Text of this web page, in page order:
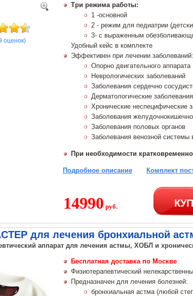
оценок)
Три режима работы:
1 -основной
2 - режим для педиатрии
3- с выраженным
Удобный кейс в комплекте
Эффективен при лечении заболеваний:
Опорно двигательного аппарата
Неврологических заболеваний
Заболевания сердечно
Дерматологические заболевания
Хронические неспецифические
Заболевания
Заболевания половых органов
Заболевания венозной системы
При необходимости
Подробное описание Комплект
14990 руб.
для лечения бронхиальной
аппарат для лечения астмы, ХОБЛ и
Бесплатная доставка по Москве
Физиотерапевтический
Предназначен для лечения болезней:
бронхиальная астма (любой